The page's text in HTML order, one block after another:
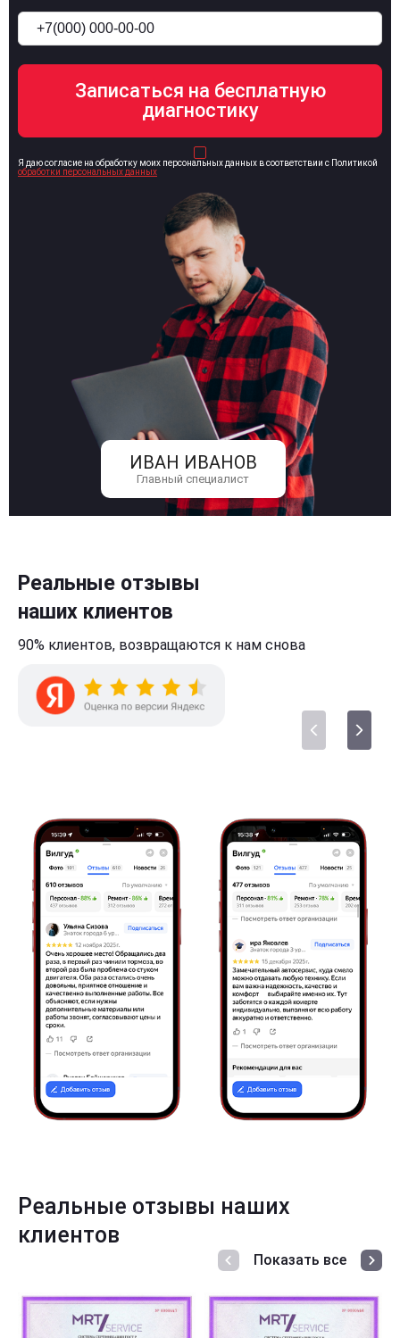
ИВАН ИВАНОВ
Главный специалист
Я даю согласие на обработку моих персональных данных в соответствии с Политикой
обработки персональных данных
Реальные отзывы
наших клиентов
90% клиентов, возвращаются к нам снова
Реальные отзывы наших
клиентов
Показать все